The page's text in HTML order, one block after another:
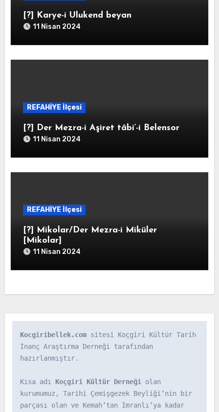
[?] Karye-i Ulukend beyan
11 Nisan 2024
REFAHİYE İlçesi
[?] Der Mezra-i Aşiret tâbi‘-i Belensor
11 Nisan 2024
REFAHİYE İlçesi
[?] Mikolar/Der Mezra-i Miküler
[Mikolar]
11 Nisan 2024
Kocgiribellek.com sitesi Koçgiri Kültür Tarih
İnanç Araştırma Derneği tarafından
hazırlanmıştır.
Kısa adı Koçgiri Kültür Derneği olan
kurumumuz, Tarihi Çemişgezek Beyliği’nin bir
parçası olan ve Kemah’tan İmranlı’ya kadar